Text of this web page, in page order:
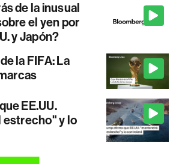
de la inusual
el yen por
y Japón?
la FIFA: La
EE.UU.
estrecho" y lo